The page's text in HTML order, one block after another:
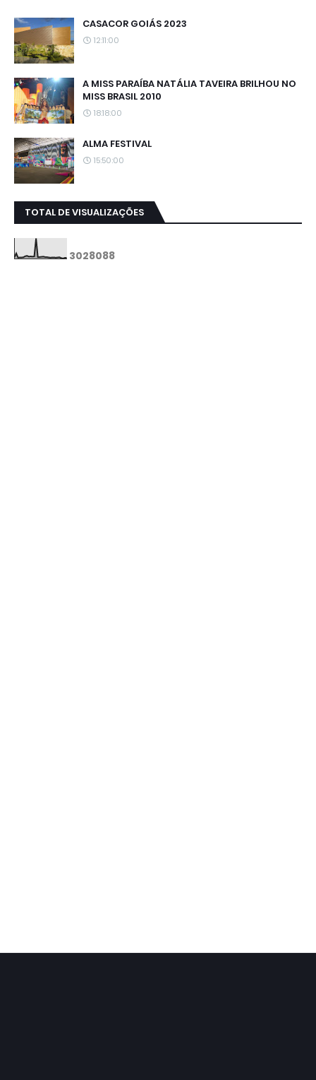
CASACOR GOIÁS 2023
12:11:00
A MISS PARAÍBA NATÁLIA TAVEIRA BRILHOU NO
MISS BRASIL 2010
18:18:00
ALMA FESTIVAL
15:50:00
TOTAL DE VISUALIZAÇÕES
3028088